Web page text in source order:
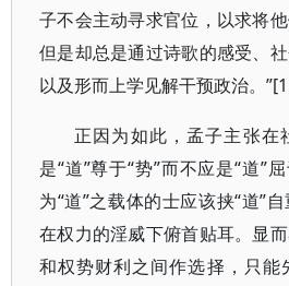
子不会主动寻求官位，以求将
但是却总是通过诗歌的感受、
以及形而上学见解干预政治。
正因为如此，孟子主张在
是“道”尊于“势”而不应是“道”
为“道”之载体的士应该挟“道”
在权力的淫威下俯首贴耳。显
和权势财利之间作选择，只能